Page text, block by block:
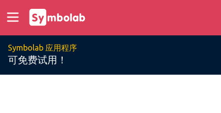
Symbolab 应用程序
可免费试用！